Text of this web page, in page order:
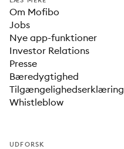
Om Mofibo
Jobs
Nye app-funktioner
Investor Relations
Presse
Bæredygtighed
Tilgængelighedserklæring
Whistleblow
UDFORSK